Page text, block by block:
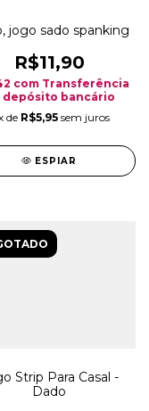
jogo sado spanking
R$11,90
com Transferência
depósito bancário
de R$5,95 sem juros
ESPIAR
Strip Para Casal -
Dado